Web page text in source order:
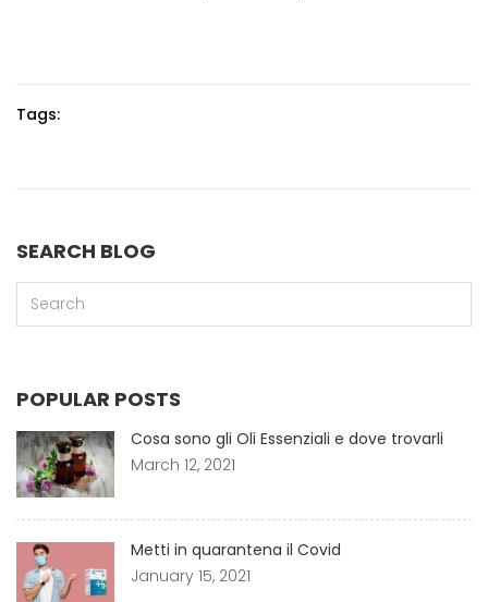
Tags:
SEARCH BLOG
POPULAR POSTS
Cosa sono gli Oli Essenziali e dove trovarli
March 12, 2021
Metti in quarantena il Covid
January 15, 2021